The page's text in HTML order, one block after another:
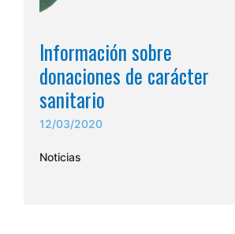
Información sobre
donaciones de carácter
sanitario
12/03/2020
Noticias